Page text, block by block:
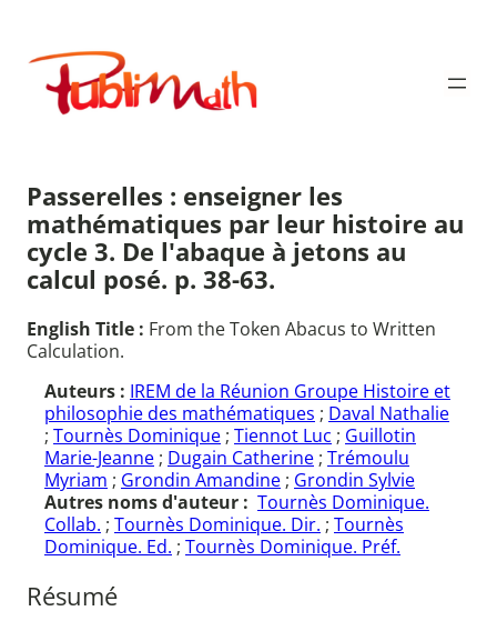
contenu
Publimath
Passerelles : enseigner les
mathématiques par leur histoire au
cycle 3. De l'abaque à jetons au
calcul posé. p. 38-63.
English Title : From the Token Abacus to Written
Calculation.
Auteurs : IREM de la Réunion Groupe Histoire et
philosophie des mathématiques ; Daval Nathalie
; Tournès Dominique ; Tiennot Luc ; Guillotin
Marie-Jeanne ; Dugain Catherine ; Trémoulu
Myriam ; Grondin Amandine ; Grondin Sylvie
Autres noms d'auteur : Tournès Dominique.
Collab. ; Tournès Dominique. Dir. ; Tournès
Dominique. Ed. ; Tournès Dominique. Préf.
Résumé